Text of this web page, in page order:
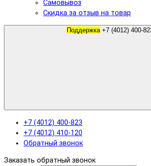
Самовывоз
Скидка за отзыв на товар
Поддержка
+7 (4012) 400-823
+7 (4012) 410-120
Обратный звонок
Заказать обратный звонок